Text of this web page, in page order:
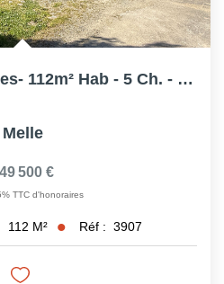
Maison Melle 6 Pièces- 112m² Hab - 5 Ch. - Deux Garages-...
Melle
500 €
TTC d'honoraires
112 M² Réf : 3907